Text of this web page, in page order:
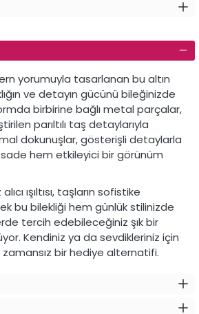
yorumuyla tasarlanan bu altın
ve detayın gücünü bileğinizde
birbirine bağlı metal parçalar,
parıltılı taş detaylarıyla
dokunuşlar, gösterişli detaylarla
hem etkileyici bir görünüm
ışıltısı, taşların sofistike
bu bilekliği hem günlük stilinizde
tercih edebileceğiniz şık bir
Kendiniz ya da sevdikleriniz için
bir hediye alternatifi.